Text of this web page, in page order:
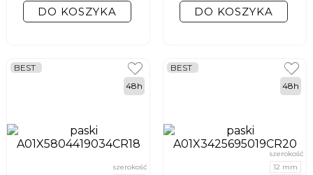
DO KOSZYKA DO KOSZYKA
BEST
szerokość
48h
BEST
szerokość
12 mm
48h